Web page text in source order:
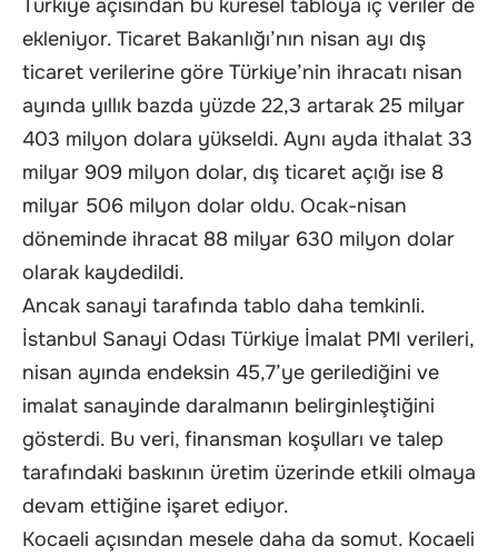
Türkiye açısından bu küresel tabloya iç veriler de
ekleniyor. Ticaret Bakanlığı’nın nisan ayı dış
ticaret verilerine göre Türkiye’nin ihracatı nisan
ayında yıllık bazda yüzde 22,3 artarak 25 milyar
403 milyon dolara yükseldi. Aynı ayda ithalat 33
milyar 909 milyon dolar, dış ticaret açığı ise 8
milyar 506 milyon dolar oldu. Ocak-nisan
döneminde ihracat 88 milyar 630 milyon dolar
olarak kaydedildi.
Ancak sanayi tarafında tablo daha temkinli.
İstanbul Sanayi Odası Türkiye İmalat PMI verileri,
nisan ayında endeksin 45,7’ye gerilediğini ve
imalat sanayinde daralmanın belirginleştiğini
gösterdi. Bu veri, finansman koşulları ve talep
tarafındaki baskının üretim üzerinde etkili olmaya
devam ettiğine işaret ediyor.
Kocaeli açısından mesele daha da somut. Kocaeli